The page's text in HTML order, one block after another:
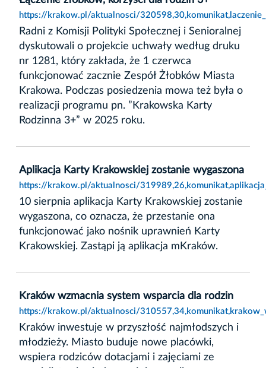
https://krakow.pl/aktualnosci/
Radni z Komisji Polityki Społecznej i Senioralnej
dyskutowali o projekcie uchwały według druku
nr 1281, który zakłada, że 1 czerwca
funkcjonować zacznie Zespół Żłobków Miasta
Krakowa. Podczas posiedzenia mowa też była o
realizacji programu pn. ”Krakowska Karty
Rodzinna 3+” w 2025 roku.
Aplikacja Karty Krakowskiej zostanie wygaszona
https://krakow.pl/aktualnosci/
10 sierpnia aplikacja Karty Krakowskiej zostanie
wygaszona, co oznacza, że przestanie ona
funkcjonować jako nośnik uprawnień Karty
Krakowskiej. Zastąpi ją aplikacja mKraków.
Kraków wzmacnia system wsparcia dla rodzin
https://krakow.pl/aktualnosci/
Kraków inwestuje w przyszłość najmłodszych i
młodzieży. Miasto buduje nowe placówki,
wspiera rodziców dotacjami i zajęciami ze